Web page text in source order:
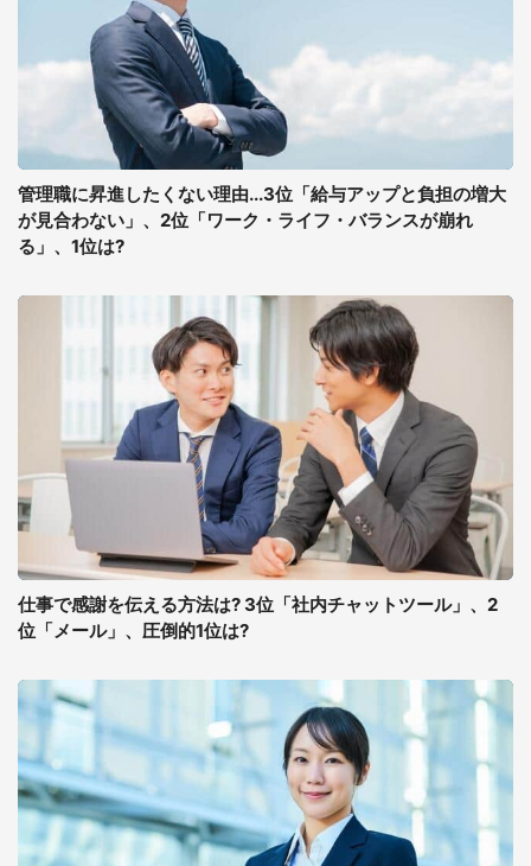
管理職に昇進したくない理由...3位「給与アップと負担の増大
が見合わない」、2位「ワーク・ライフ・バランスが崩れ
る」、1位は?
仕事で感謝を伝える方法は? 3位「社内チャットツール」、2
位「メール」、圧倒的1位は?